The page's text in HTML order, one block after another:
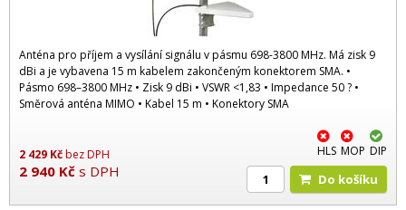
Anténa pro příjem a vysílání signálu v pásmu 698-3800 MHz. Má zisk 9
dBi a je vybavena 15 m kabelem zakončeným konektorem SMA. •
Pásmo 698–3800 MHz • Zisk 9 dBi • VSWR <1,83 • Impedance 50 ? •
Směrová anténa MIMO • Kabel 15 m • Konektory SMA
2 429 Kčbez DPH
2 940 Kč s DPH
HLS MOP DIP
Do košíku